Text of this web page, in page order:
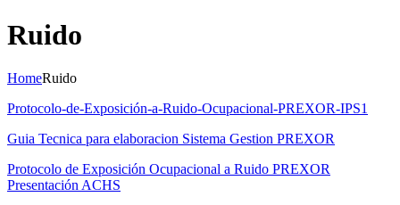
Ruido
HomeRuido
Protocolo-de-Exposición-a-Ruido-Ocupacional-PREXOR-IPS1
Guia Tecnica para elaboracion Sistema Gestion PREXOR
Protocolo de Exposición Ocupacional a Ruido PREXOR
Presentación ACHS